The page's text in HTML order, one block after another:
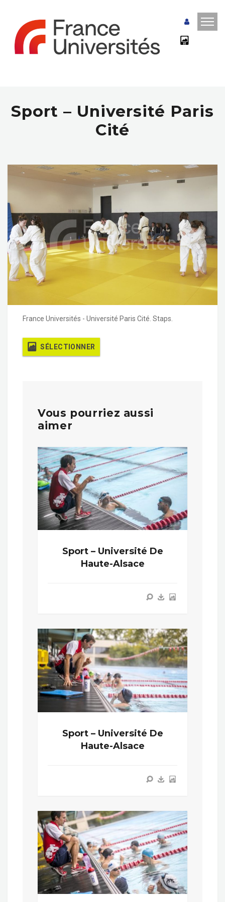
Sport – Université Paris
Cité
France Universités - Université Paris Cité. Staps.
SÉLECTIONNER
Vous pourriez aussi
aimer
Sport – Université De
Haute-Alsace
Sport – Université De
Haute-Alsace